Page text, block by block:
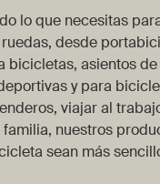
lo que necesitas
desde
bicicletas, asientos
y para
viajar al
nuestros
sean más